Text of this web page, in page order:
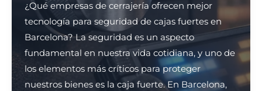
¿Qué empresas de cerrajería ofrecen mejor
tecnología para seguridad de cajas fuertes en
Barcelona? La seguridad es un aspecto
fundamental en nuestra vida cotidiana, y uno de
los elementos más críticos para proteger
nuestros bienes es la caja fuerte. En Barcelona,